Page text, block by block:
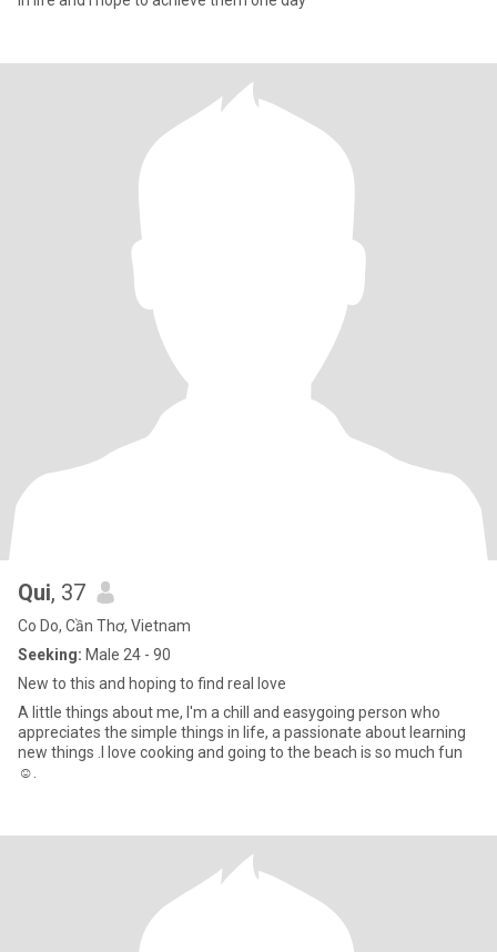
Qui, 37
Co Do, Cần Thơ, Vietnam
Seeking: Male 24 - 90
New to this and hoping to find real love
A little things about me, I'm a chill and easygoing person who
appreciates the simple things in life, a passionate about learning
new things .I love cooking and going to the beach is so much fun
☺️.